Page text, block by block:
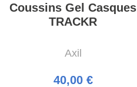
Coussins Gel Casques
TRACKR
Axil
40,00 €